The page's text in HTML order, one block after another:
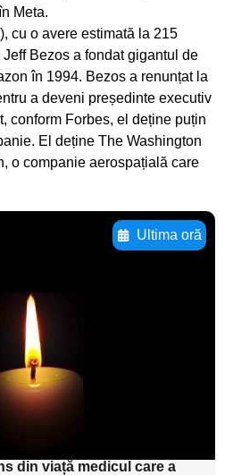
Meta.
cu o avere estimată la 215
Bezos a fondat gigantul de
în 1994. Bezos a renunțat la
a deveni președinte executiv
conform Forbes, el deține puțin
El deține The Washington
o companie aerospațială care
Ultima oră
aici
aici
aici
din viață medicul care a